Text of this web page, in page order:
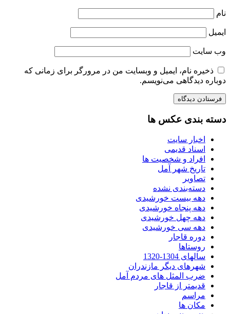
نام
ایمیل
وب‌ سایت
ذخیره نام، ایمیل و وبسایت من در مرورگر برای زمانی که
دوباره دیدگاهی می‌نویسم.
دسته بندی عکس ها
اخبار سایت
اسناد قدیمی
افراد و شخصیت ها
تاریخ شهر آمل
تصاویر
دسته‌بندی نشده
دهه بیست خورشیدی
دهه پنجاه خورشیدی
دهه چهل خورشیدی
دهه سی خورشیدی
دوره قاجار
روستاها
سالهای 1304-1320
شهرهای دیگر مازندران
ضرب المثل های مردم آمل
قدیمتر از قاجار
مراسم
مکان ها